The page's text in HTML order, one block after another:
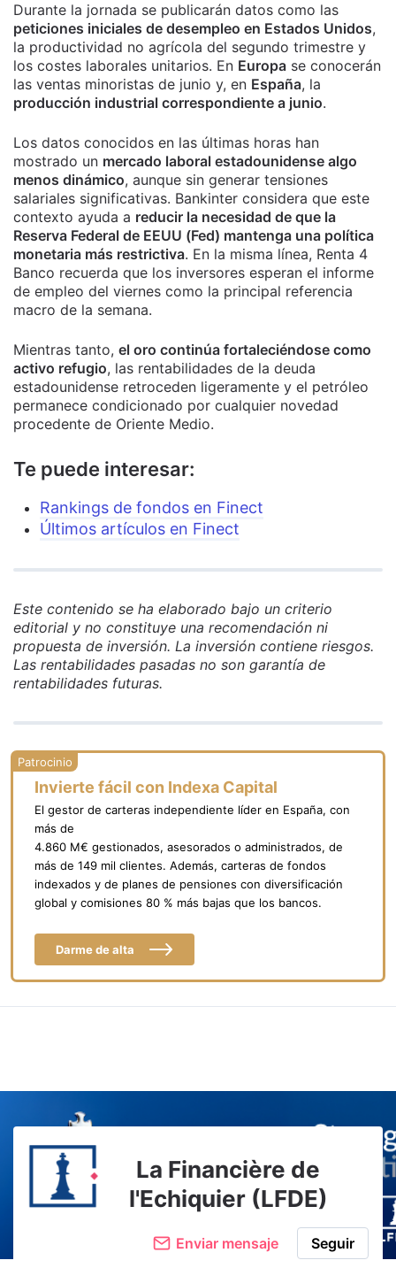
Durante la jornada se publicarán datos como las
peticiones iniciales de desempleo en Estados Unidos,
la productividad no agrícola del segundo trimestre y
los costes laborales unitarios. En Europa se conocerán
las ventas minoristas de junio y, en España, la
producción industrial correspondiente a junio.
Los datos conocidos en las últimas horas han
mostrado un mercado laboral estadounidense algo
menos dinámico, aunque sin generar tensiones
salariales significativas. Bankinter considera que este
contexto ayuda a reducir la necesidad de que la
Reserva Federal de EEUU (Fed) mantenga una política
monetaria más restrictiva. En la misma línea, Renta 4
Banco recuerda que los inversores esperan el informe
de empleo del viernes como la principal referencia
macro de la semana.
Mientras tanto, el oro continúa fortaleciéndose como
activo refugio, las rentabilidades de la deuda
estadounidense retroceden ligeramente y el petróleo
permanece condicionado por cualquier novedad
procedente de Oriente Medio.
Te puede interesar:
Rankings de fondos en Finect
Últimos artículos en Finect
Este contenido se ha elaborado bajo un criterio
editorial y no constituye una recomendación ni
propuesta de inversión. La inversión contiene riesgos.
Las rentabilidades pasadas no son garantía de
rentabilidades futuras.
Invierte fácil con Indexa Capital
El gestor de carteras independiente líder en España, con
más de
4.860 M€ gestionados, asesorados o administrados, de
más de 149 mil clientes. Además, carteras de fondos
indexados y de planes de pensiones con diversificación
global y comisiones 80 % más bajas que los bancos.
Darme de alta
La Financière de
l'Echiquier (LFDE)
Enviar mensaje Seguir